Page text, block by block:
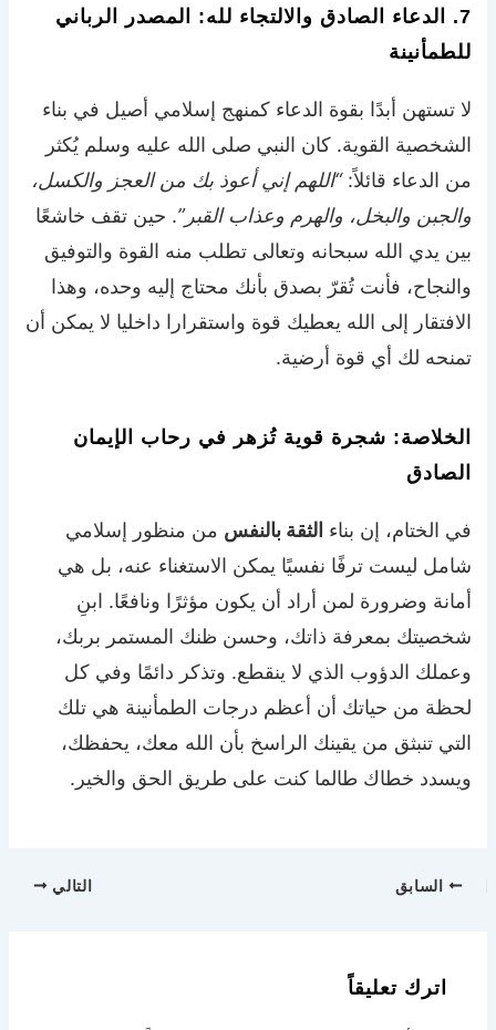
7. الدعاء الصادق والالتجاء لله: المصدر الرباني
للطمأنينة
لا تستهن أبدًا بقوة الدعاء كمنهج إسلامي أصيل في بناء
الشخصية القوية. كان النبي صلى الله عليه وسلم يُكثر
من الدعاء قائلاً:“اللهم إني أعوذ بك من العجز والكسل،
والجبن والبخل، والهرم وعذاب القبر”. حين تقف خاشعًا
بين يدي الله سبحانه وتعالى تطلب منه القوة والتوفيق
والنجاح، فأنت تُقرّ بصدق بأنك محتاج إليه وحده، وهذا
الافتقار إلى الله يعطيك قوة واستقرارا داخليا لا يمكن أن
تمنحه لك أي قوة أرضية.
الخلاصة: شجرة قوية تُزهر في رحاب الإيمان
الصادق
في الختام، إن بناء الثقة بالنفس من منظور إسلامي
شامل ليست ترفًا نفسيًا يمكن الاستغناء عنه، بل هي
أمانة وضرورة لمن أراد أن يكون مؤثرًا ونافعًا. ابنِ
شخصيتك بمعرفة ذاتك، وحسن ظنك المستمر بربك،
وعملك الدؤوب الذي لا ينقطع. وتذكر دائمًا وفي كل
لحظة من حياتك أن أعظم درجات الطمأنينة هي تلك
التي تنبثق من يقينك الراسخ بأن الله معك، يحفظك،
ويسدد خطاك طالما كنت على طريق الحق والخير.
السابق التالي
اترك تعليقاً